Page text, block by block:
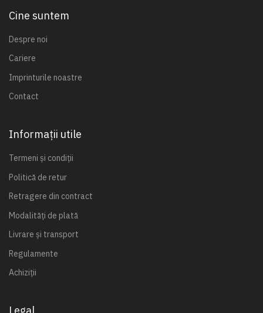
Cine suntem
Despre noi
Cariere
Imprinturile noastre
Contact
Informații utile
Termeni și condiții
Politică de retur
Retragere din contract
Modalități de plată
Livrare și transport
Regulamente
Achiziții